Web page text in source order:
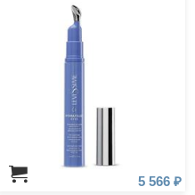
5 566 ₽